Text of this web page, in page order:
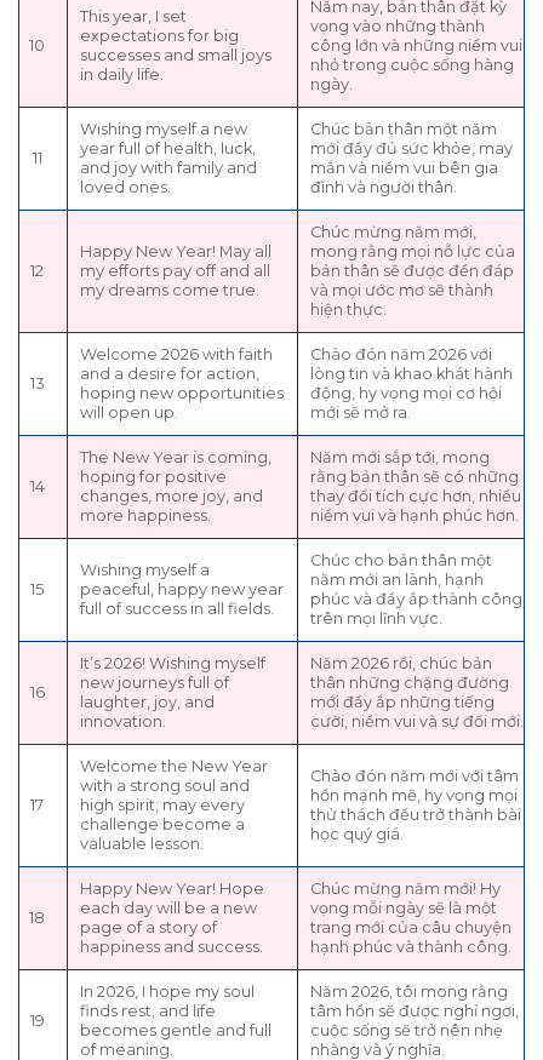
10
This year, I set
expectations for big
successes and small joys
in daily life.
Năm nay, bản thân đặt kỳ
vọng vào những thành
công lớn và những niềm vui
nhỏ trong cuộc sống hàng
ngày.
11
Wishing myself a new
year full of health, luck,
and joy with family and
loved ones.
Chúc bản thân một năm
mới đầy đủ sức khỏe, may
mắn và niềm vui bên gia
đình và người thân.
12
Happy New Year! May all
my efforts pay off and all
my dreams come true.
Chúc mừng năm mới,
mong rằng mọi nỗ lực của
bản thân sẽ được đền đáp
và mọi ước mơ sẽ thành
hiện thực.
13
Welcome 2026 with faith
and a desire for action,
hoping new opportunities
will open up.
Chào đón năm 2026 với
lòng tin và khao khát hành
động, hy vọng mọi cơ hội
mới sẽ mở ra.
14
The New Year is coming,
hoping for positive
changes, more joy, and
more happiness.
Năm mới sắp tới, mong
rằng bản thân sẽ có những
thay đổi tích cực hơn, nhiều
niềm vui và hạnh phúc hơn.
15
Wishing myself a
peaceful, happy new year
full of success in all fields.
Chúc cho bản thân một
năm mới an lành, hạnh
phúc và đầy ắp thành công
trên mọi lĩnh vực.
16
It’s 2026! Wishing myself
new journeys full of
laughter, joy, and
innovation.
Năm 2026 rồi, chúc bản
thân những chặng đường
mới đầy ắp những tiếng
cười, niềm vui và sự đổi mới.
17
Welcome the New Year
with a strong soul and
high spirit; may every
challenge become a
valuable lesson.
Chào đón năm mới với tâm
hồn mạnh mẽ, hy vọng mọi
thử thách đều trở thành bài
học quý giá.
18
Happy New Year! Hope
each day will be a new
page of a story of
happiness and success.
Chúc mừng năm mới! Hy
vọng mỗi ngày sẽ là một
trang mới của câu chuyện
hạnh phúc và thành công.
19
In 2026, I hope my soul
finds rest, and life
becomes gentle and full
of meaning.
Năm 2026, tôi mong rằng
tâm hồn sẽ được nghỉ ngơi,
cuộc sống sẽ trở nên nhẹ
nhàng và ý nghĩa.